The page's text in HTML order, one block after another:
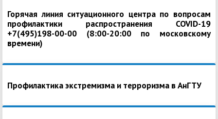
Горячая линия ситуационного центра по вопросам
профилактики распространения COVID-19
+7(495)198-00-00 (8:00-20:00 по московскому
времени)
Профилактика экстремизма и терроризма в АнГТУ